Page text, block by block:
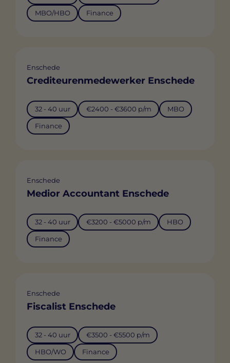
MBO/HBO Finance
Enschede
Crediteurenmedewerker Enschede
32 - 40 uur €2400 - €3600 p/m MBO
Finance
Enschede
Medior Accountant Enschede
32 - 40 uur €3200 - €5000 p/m HBO
Finance
Enschede
Fiscalist Enschede
32 - 40 uur €3500 - €5500 p/m
HBO/WO Finance